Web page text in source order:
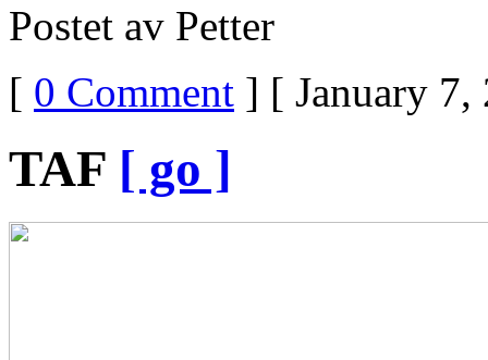
Postet av Petter
[ 0 Comment ] [ January
TAF [ go ]